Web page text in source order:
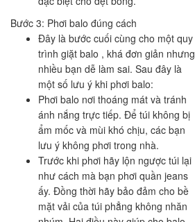
Bước 3: Phơi balo đúng cách
Đây là bước cuối cùng cho một quy
trình giặt balo , khá đơn giản nhưng
nhiều bạn dễ làm sai. Sau đây là
một số lưu ý khi phơi balo:
Phơi balo nơi thoáng mát và tránh
ánh nắng trực tiếp. Để túi không bị
ẩm mốc và mùi khó chịu, các bạn
lưu ý không phơi trong nhà.
Trước khi phơi hãy lộn ngược túi lại
như cách mà bạn phơi quần jeans
ấy. Đồng thời hãy bảo đảm cho bề
mặt vải của túi phẳng không nhăn